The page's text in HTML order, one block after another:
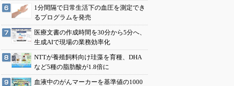
1分間隔で日常生活下の血圧を測定でき
るプログラムを発売
医療文書の作成時間を30分から5分へ、
生成AIで現場の業務効率化
NTTが養殖飼料向け珪藻を育種、DHA
など5種の脂肪酸が1.8倍に
血液中のがんマーカーを基準値の1000